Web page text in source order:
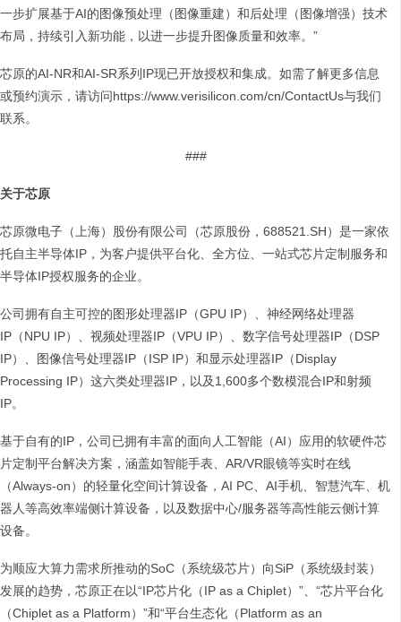
一步扩展基于AI的图像预处理（图像重建）和后处理（图像增强）技术
布局，持续引入新功能，以进一步提升图像质量和效率。”
芯原的AI-NR和AI-SR系列IP现已开放授权和集成。如需了解更多信息
或预约演示，请访问https://www.verisilicon.com/cn/ContactUs与我们
联系。
###
关于芯原
芯原微电子（上海）股份有限公司（芯原股份，688521.SH）是一家依
托自主半导体IP，为客户提供平台化、全方位、一站式芯片定制服务和
半导体IP授权服务的企业。
公司拥有自主可控的图形处理器IP（GPU IP）、神经网络处理器
IP（NPU IP）、视频处理器IP（VPU IP）、数字信号处理器IP（DSP
IP）、图像信号处理器IP（ISP IP）和显示处理器IP（Display
Processing IP）这六类处理器IP，以及1,600多个数模混合IP和射频
IP。
基于自有的IP，公司已拥有丰富的面向人工智能（AI）应用的软硬件芯
片定制平台解决方案，涵盖如智能手表、AR/VR眼镜等实时在线
（Always-on）的轻量化空间计算设备，AI PC、AI手机、智慧汽车、机
器人等高效率端侧计算设备，以及数据中心/服务器等高性能云侧计算
设备。
为顺应大算力需求所推动的SoC（系统级芯片）向SiP（系统级封装）
发展的趋势，芯原正在以“IP芯片化（IP as a Chiplet）”、“芯片平台化
（Chiplet as a Platform）”和“平台生态化（Platform as an